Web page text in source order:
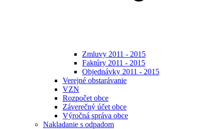
Zmluvy 2011 - 2015
Faktúry 2011 - 2015
Objednávky 2011 - 2015
Verejné obstarávanie
VZN
Rozpočet obce
Záverečný účet obce
Výročná správa obce
Nakladanie s odpadom